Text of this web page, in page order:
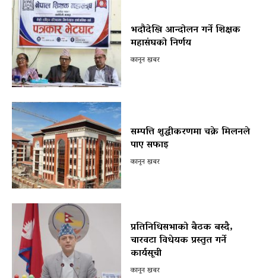
भदौदेखि आन्दोलन गर्ने शिक्षक
महासंघको निर्णय
कानून खबर
सम्पत्ति शुद्धीकरणमा चक्रे मिलनले
पाए सफाइ
कानून खबर
प्रतिनिधिसभाको बैठक बस्दै,
चारवटा विधेयक प्रस्तुत गर्ने
कार्यसूची
कानून खबर